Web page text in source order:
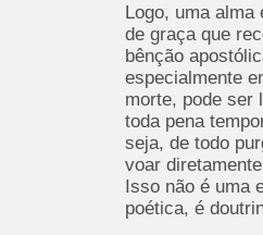
Logo, uma alma
de graça que
bênção
especialmente
morte, pode ser
toda pena
seja, de todo
voar
Isso não é uma
poética, é